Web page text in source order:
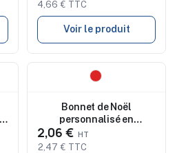
4,66 € TTC
Voir le produit
Bonnet de Noël
personnalisé en
acrylique à pompon
REDWIN
2,06 €
2,47 € TTC